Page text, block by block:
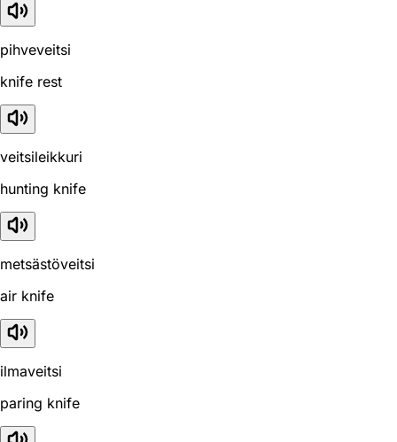
pihveveitsi
knife rest
veitsileikkuri
hunting knife
metsästöveitsi
air knife
ilmaveitsi
paring knife